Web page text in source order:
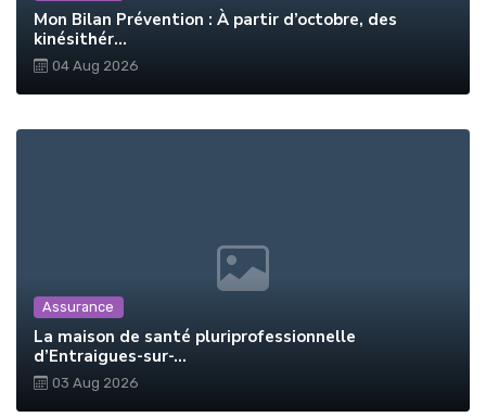
Mon Bilan Prévention : À partir d’octobre, des
kinésithér...
04 Aug 2026
Assurance
La maison de santé pluriprofessionnelle
d’Entraigues-sur-...
03 Aug 2026